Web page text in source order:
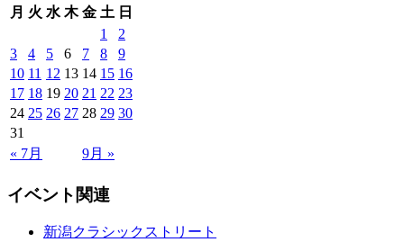
月 火 水 木 金 土 日
« 7月 9月 »
1
2
3
4 5 6 7 8
9
10 11 12 13 14 15 16
17 18 19 20 21 22 23
24 25 26 27 28 29 30
31
イベント関連
新潟クラシックストリート